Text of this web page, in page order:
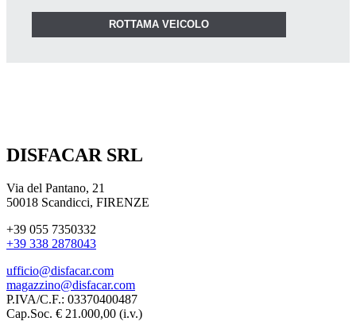
ROTTAMA VEICOLO
DISFACAR SRL
Via del Pantano, 21
50018 Scandicci, FIRENZE
+39 055 7350332
+39 338 2878043
ufficio@disfacar.com
magazzino@disfacar.com
P.IVA/C.F.: 03370400487
Cap.Soc. € 21.000,00 (i.v.)